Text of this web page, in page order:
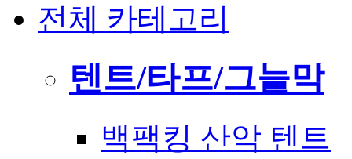
전체 카테고리
텐트/타프/그늘막
백팩킹 산악 텐트